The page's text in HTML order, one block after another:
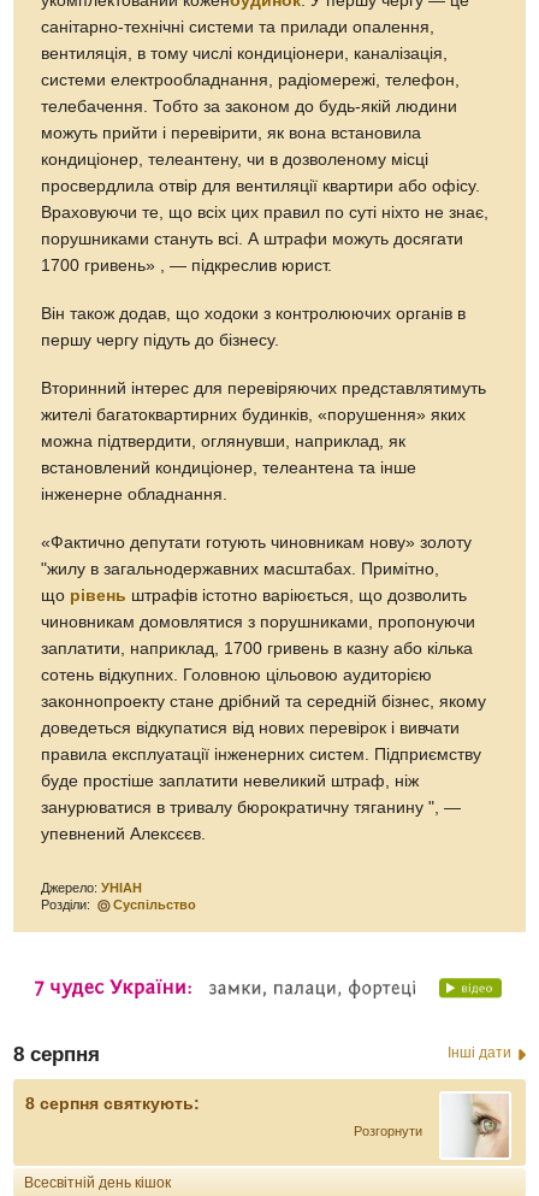
санітарно-технічні системи та прилади опалення,
вентиляція, в тому числі кондиціонери, каналізація,
системи електрообладнання, радіомережі, телефон,
телебачення. Тобто за законом до будь-якій людини
можуть прийти і перевірити, як вона встановила
кондиціонер, телеантену, чи в дозволеному місці
просвердлила отвір для вентиляції квартири або офісу.
Враховуючи те, що всіх цих правил по суті ніхто не знає,
порушниками стануть всі. А штрафи можуть досягати
1700 гривень» , — підкреслив юрист.
Він також додав, що ходоки з контролюючих органів в
першу чергу підуть до бізнесу.
Вторинний інтерес для перевіряючих представлятимуть
жителі багатоквартирних будинків, «порушення» яких
можна підтвердити, оглянувши, наприклад, як
встановлений кондиціонер, телеантена та інше
інженерне обладнання.
«Фактично депутати готують чиновникам нову» золоту
"жилу в загальнодержавних масштабах. Примітно,
що рівень штрафів істотно варіюється, що дозволить
чиновникам домовлятися з порушниками, пропонуючи
заплатити, наприклад, 1700 гривень в казну або кілька
сотень відкупних. Головною цільовою аудиторією
законнопроекту стане дрібний та середній бізнес, якому
доведеться відкупатися від нових перевірок і вивчати
правила експлуатації інженерних систем. Підприємству
буде простіше заплатити невеликий штраф, ніж
занурюватися в тривалу бюрократичну тяганину ", —
упевнений Алексєєв.
Джерело:УНІАН
Розділи:
Суспільство
8 серпня Інші дати
8 серпня святкують:
Розгорнути
Всесвітній день кішок